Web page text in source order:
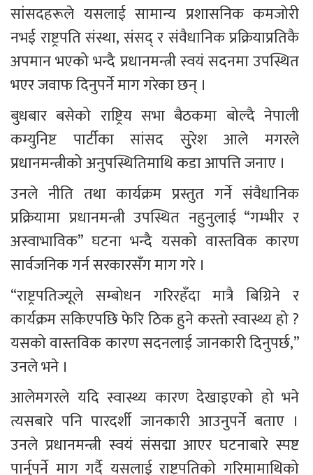
सांसदहरूले यसलाई सामान्य प्रशासनिक कमजोरी
नभई राष्ट्रपति संस्था, संसद् र संवैधानिक प्रक्रियाप्रतिकै
अपमान भएको भन्दै प्रधानमन्त्री स्वयं सदनमा उपस्थित
भएर जवाफ दिनुपर्ने माग गरेका छन् ।
बुधबार बसेको राष्ट्रिय सभा बैठकमा बोल्दै नेपाली
कम्युनिष्ट पार्टीका सांसद सुुरेश आले मगरले
प्रधानमन्त्रीको अनुपस्थितिमाथि कडा आपत्ति जनाए ।
उनले नीति तथा कार्यक्रम प्रस्तुत गर्ने संवैधानिक
प्रक्रियामा प्रधानमन्त्री उपस्थित नहुनुलाई “गम्भीर र
अस्वाभाविक” घटना भन्दै यसको वास्तविक कारण
सार्वजनिक गर्न सरकारसँग माग गरे ।
“राष्ट्रपतिज्यूले सम्बोधन गरिरहँदा मात्रै बिग्रिने र
कार्यक्रम सकिएपछि फेरि ठिक हुने कस्तो स्वास्थ्य हो ?
यसको वास्तविक कारण सदनलाई जानकारी दिनुपर्छ,”
उनले भने ।
आलेमगरले यदि स्वास्थ्य कारण देखाइएको हो भने
त्यसबारे पनि पारदर्शी जानकारी आउनुपर्ने बताए ।
उनले प्रधानमन्त्री स्वयं संसद्मा आएर घटनाबारे स्पष्ट
पार्नुपर्ने माग गर्दै यसलाई राष्ट्रपतिको गरिमामाथिको